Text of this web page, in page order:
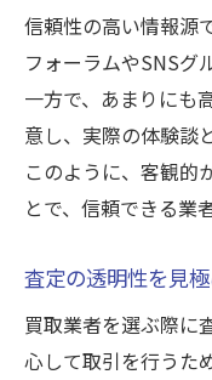
信頼性の高い情報源
フォーラムやSNSグ
一方で、あまりにも
意し、実際の体験談
このように、客観的
とで、信頼できる業
査定の透明性を見
買取業者を選ぶ際に
心して取引を行うた